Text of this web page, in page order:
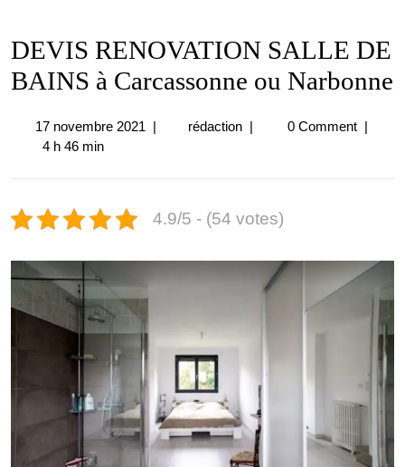
DEVIS RENOVATION SALLE DE
BAINS à Carcassonne ou Narbonne
17 novembre 2021 17| rédactionDEVIS
à
ou
Narbonne
| 0 Comment |
4 h 46 min
4.9/5 - (54 votes)